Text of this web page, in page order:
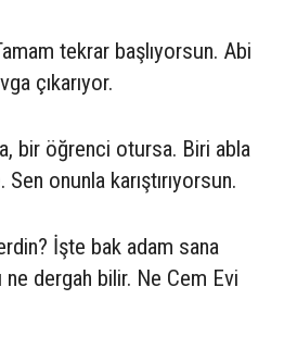
tekrar başlıyorsun. Abi
çıkarıyor.
bir öğrenci otursa. Biri abla
onunla karıştırıyorsun.
İşte bak adam sana
ne dergah bilir. Ne Cem Evi